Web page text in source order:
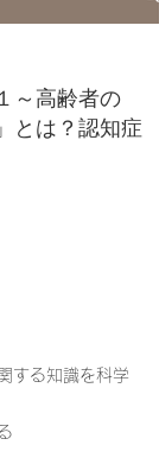
する知識を科学
～高齢者の
とは？認知症